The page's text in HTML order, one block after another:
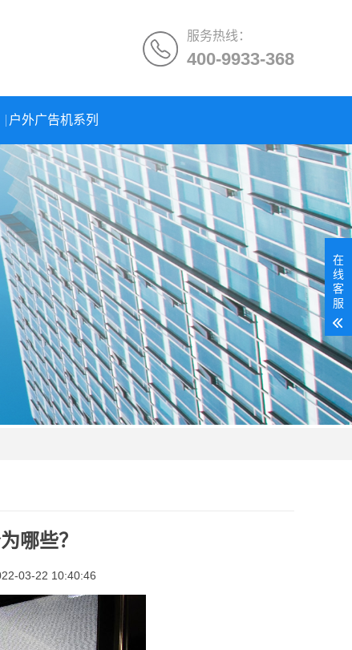
服务热线：
400-9933-368
户外广告机系列
哪些？
03-22 10:40:46
在
线
客
服